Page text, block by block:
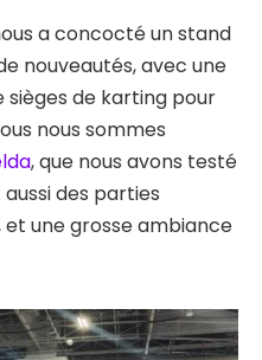
a concocté un stand
nouveautés, avec une
de karting pour
nous sommes
, que nous avons testé
des parties
et une grosse ambiance